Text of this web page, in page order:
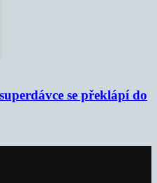
se překlápí do